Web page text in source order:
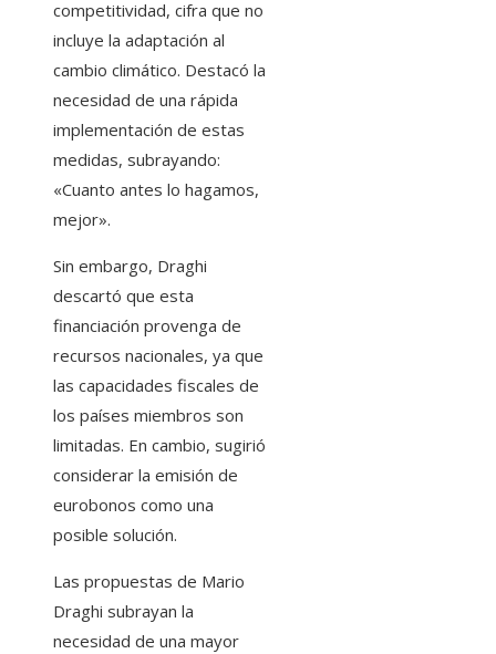
competitividad, cifra que no
incluye la adaptación al
cambio climático. Destacó la
necesidad de una rápida
implementación de estas
medidas, subrayando:
«Cuanto antes lo hagamos,
mejor».
Sin embargo, Draghi
descartó que esta
financiación provenga de
recursos nacionales, ya que
las capacidades fiscales de
los países miembros son
limitadas. En cambio, sugirió
considerar la emisión de
eurobonos como una
posible solución.
Las propuestas de Mario
Draghi subrayan la
necesidad de una mayor